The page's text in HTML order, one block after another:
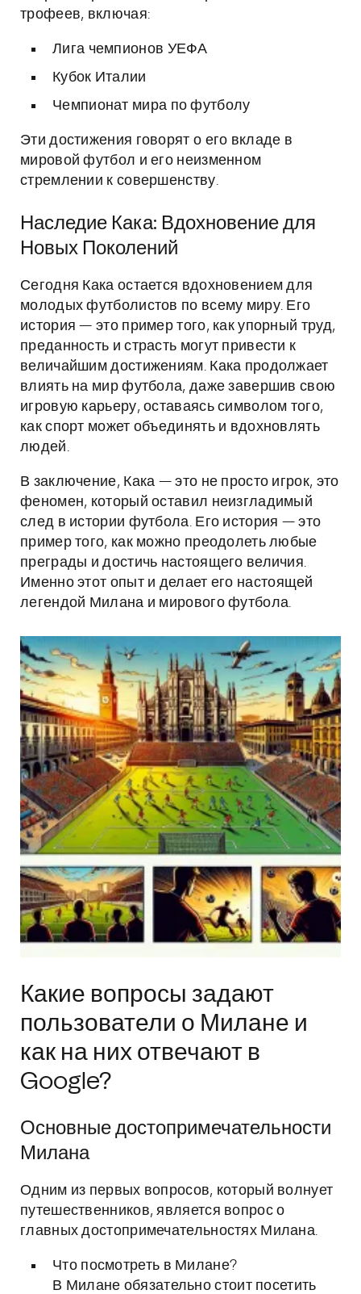
трофеев, включая:
Лига чемпионов УЕФА
Кубок Италии
Чемпионат мира по футболу
Эти достижения говорят о его вкладе в
мировой футбол и его неизменном
стремлении к совершенству.
Наследие Кака: Вдохновение для
Новых Поколений
Сегодня Кака остается вдохновением для
молодых футболистов по всему миру. Его
история — это пример того, как упорный труд,
преданность и страсть могут привести к
величайшим достижениям. Кака продолжает
влиять на мир футбола, даже завершив свою
игровую карьеру, оставаясь символом того,
как спорт может объединять и вдохновлять
людей.
В заключение, Кака — это не просто игрок, это
феномен, который оставил неизгладимый
след в истории футбола. Его история — это
пример того, как можно преодолеть любые
преграды и достичь настоящего величия.
Именно этот опыт и делает его настоящей
легендой Милана и мирового футбола.
Какие вопросы задают
пользователи о Милане и
как на них отвечают в
Google?
Основные достопримечательности
Милана
Одним из первых вопросов, который волнует
путешественников, является вопрос о
главных достопримечательностях Милана.
Что посмотреть в Милане?
В Милане обязательно стоит посетить